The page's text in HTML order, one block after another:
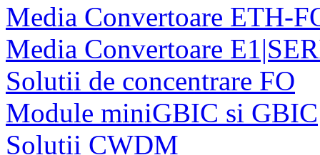
Media Convertoare ETH-
Media Convertoare
Solutii de concentrare FO
Module miniGBIC si GBIC
Solutii CWDM